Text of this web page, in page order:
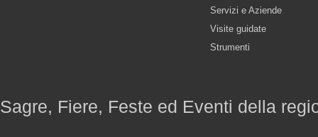
Servizi e Aziende
Visite guidate
Strumenti
Sagre, Fiere, Feste ed Eventi della